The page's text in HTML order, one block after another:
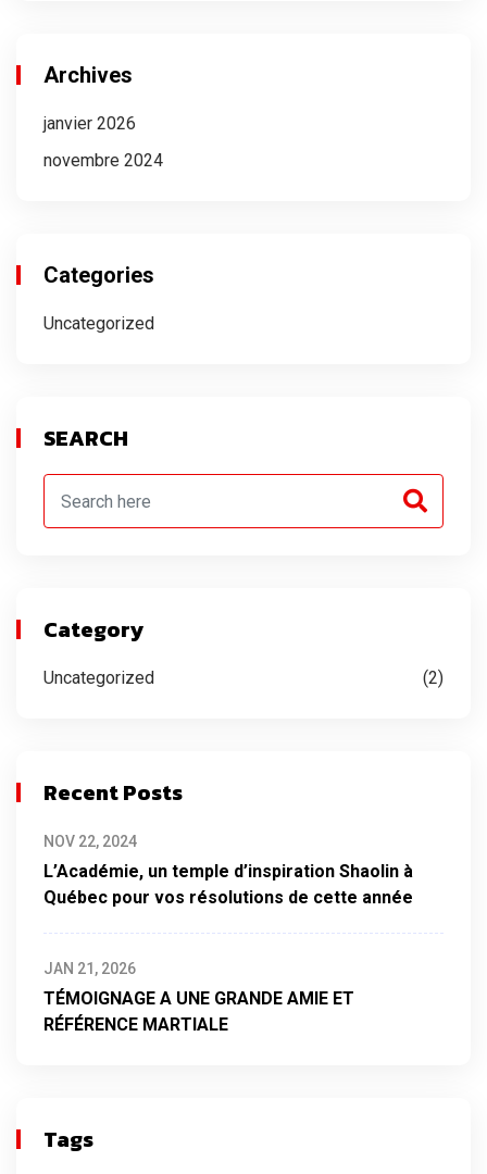
Archives
janvier 2026
novembre 2024
Categories
Uncategorized
SEARCH
Category
Uncategorized (2)
Recent Posts
NOV 22, 2024
L’Académie, un temple d’inspiration Shaolin à
Québec pour vos résolutions de cette année
JAN 21, 2026
TÉMOIGNAGE A UNE GRANDE AMIE ET
RÉFÉRENCE MARTIALE
Tags